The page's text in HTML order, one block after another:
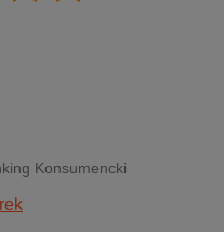
Konsumencki